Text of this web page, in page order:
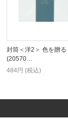
封筒＜洋2＞ 色を贈る
(20570…
484円 (税込)